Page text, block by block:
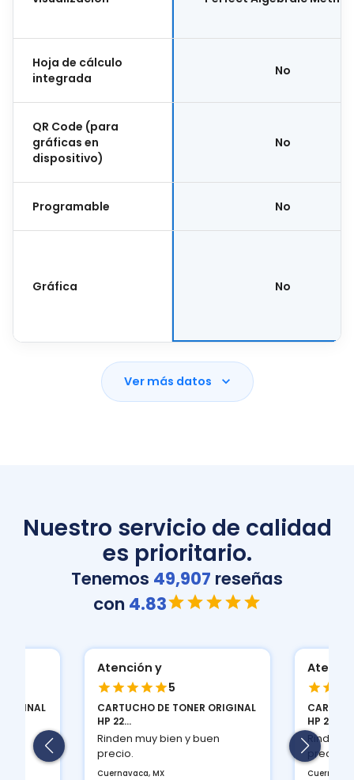
Hoja de cálculo
integrada
No
QR Code (para
gráficas en
dispositivo)
No
Programable No
Gráfica No
Ver más datos
Nuestro servicio de calidad
es prioritario.
Tenemos 49,907 reseñas
con 4.83
DE TONER ORIGINAL
bien y buen
CARTUCHO DE TONER ORIGINAL
Rinden muy bien y buen
Cuernavaca, MX